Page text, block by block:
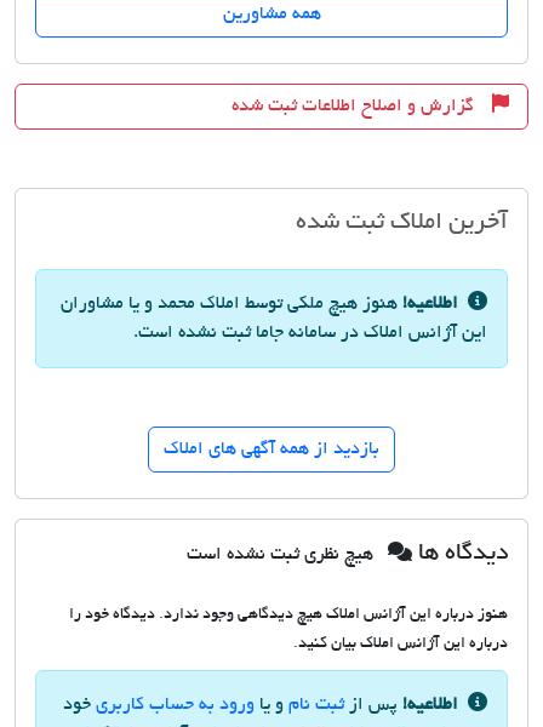
همه مشاورین
گزارش و اصلاح اطلاعات ثبت شده
آخرین املاک ثبت شده
اطلاعیه! هنوز هیچ ملکی توسط املاک محمد و یا مشاوران
این آژانس املاک در سامانه جاما ثبت نشده است.
بازدید از همه آگهی های املاک
دیدگاه ها هیچ نظری ثبت نشده است
هنوز درباره این آژانس املاک هیچ دیدگاهی وجود ندارد. دیدگاه خود را
درباره این آژانس املاک بیان کنید.
اطلاعیه! پس ازثبت نام و یا ورود به حساب کاربری خود